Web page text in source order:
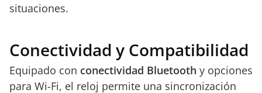
situaciones.
Conectividad y Compatibilidad
Equipado con conectividad Bluetooth y opciones
para Wi-Fi, el reloj permite una sincronización